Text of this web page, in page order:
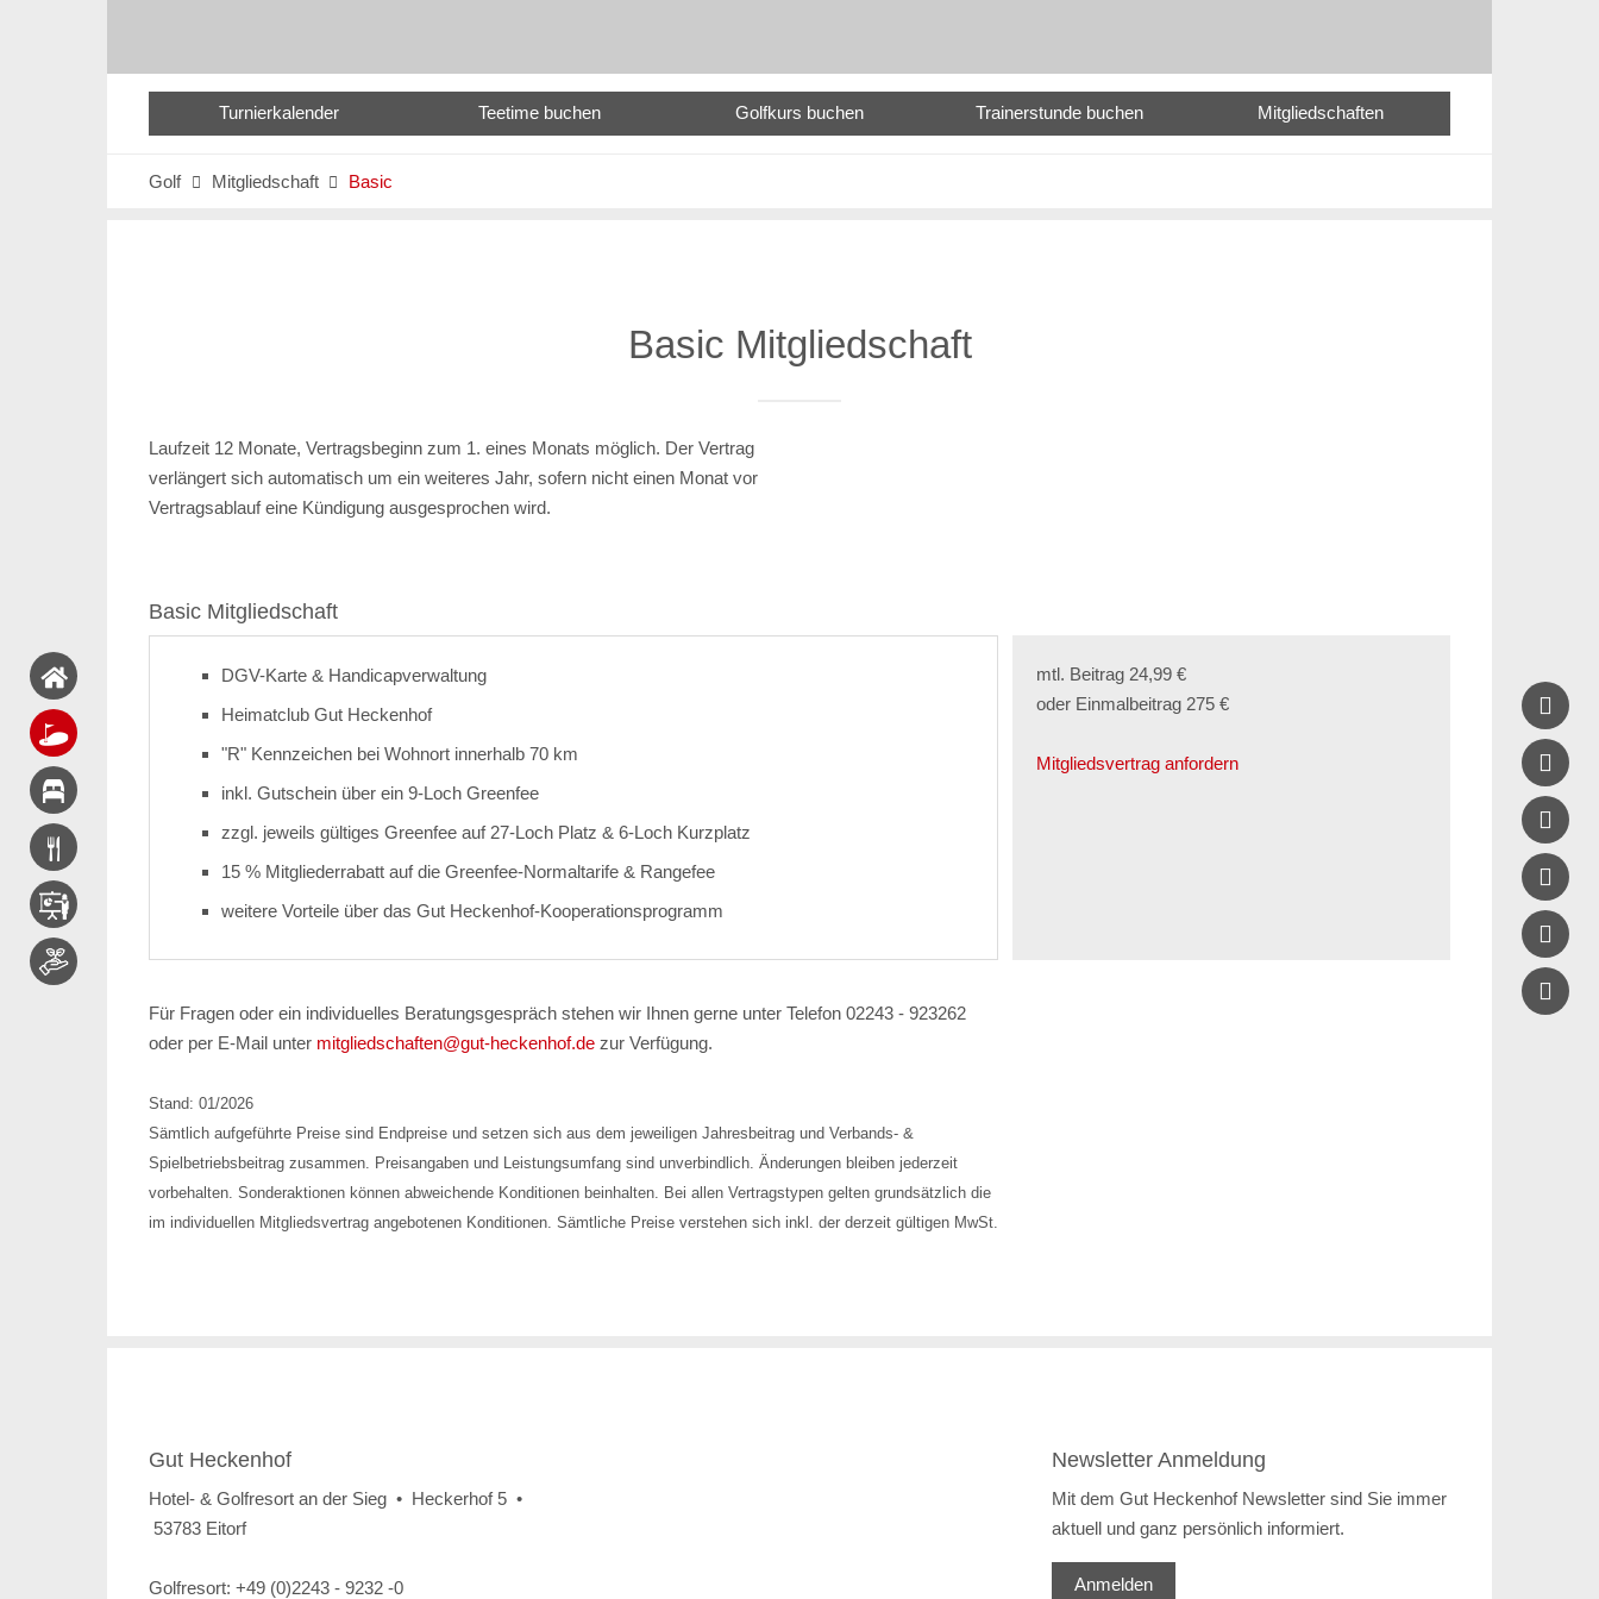
Turnierkalender Teetime buchen Golfkurs buchen Trainerstunde buchen Mitgliedschaften
Golf  Mitgliedschaft  Basic
Basic Mitgliedschaft
Laufzeit 12 Monate, Vertragsbeginn zum 1. eines Monats möglich. Der Vertrag
verlängert sich automatisch um ein weiteres Jahr, sofern nicht einen Monat vor
Vertragsablauf eine Kündigung ausgesprochen wird.
Basic Mitgliedschaft
DGV-Karte & Handicapverwaltung
Heimatclub Gut Heckenhof
"R" Kennzeichen bei Wohnort innerhalb 70 km
inkl. Gutschein über ein 9-Loch Greenfee
zzgl. jeweils gültiges Greenfee auf 27-Loch Platz & 6-Loch Kurzplatz
15 % Mitgliederrabatt auf die Greenfee-Normaltarife & Rangefee
weitere Vorteile über das Gut Heckenhof-Kooperationsprogramm
mtl. Beitrag 24,99 €
oder Einmalbeitrag 275 €
Mitgliedsvertrag anfordern
Für Fragen oder ein individuelles Beratungsgespräch stehen wir Ihnen gerne unter Telefon 02243 - 923262
oder per E-Mail unter mitgliedschaften@gut-heckenhof.de zur Verfügung.
Stand: 01/2026
Sämtlich aufgeführte Preise sind Endpreise und setzen sich aus dem jeweiligen Jahresbeitrag und Verbands- &
Spielbetriebsbeitrag zusammen. Preisangaben und Leistungsumfang sind unverbindlich. Änderungen bleiben jederzeit
vorbehalten. Sonderaktionen können abweichende Konditionen beinhalten. Bei allen Vertragstypen gelten grundsätzlich die
im individuellen Mitgliedsvertrag angebotenen Konditionen. Sämtliche Preise verstehen sich inkl. der derzeit gültigen MwSt.
Gut Heckenhof
Hotel- & Golfresort an der Sieg • Heckerhof 5 •
53783 Eitorf
Golfresort: +49 (0)2243 - 9232 -0
Newsletter Anmeldung
Mit dem Gut Heckenhof Newsletter sind Sie immer
aktuell und ganz persönlich informiert.
Anmelden




